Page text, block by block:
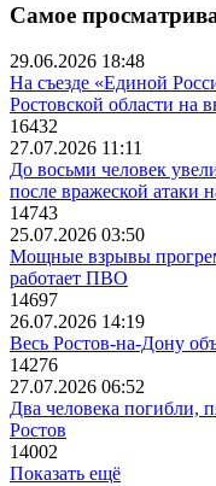
Самое
29.06.2026 18:48
На съезде «Единой
Ростовской области на
16432
27.07.2026 11:11
До восьми человек
после вражеской атаки
14743
25.07.2026 03:50
Мощные взрывы
работает ПВО
14697
26.07.2026 14:19
Весь Ростов-на-Дону
14276
27.07.2026 06:52
Два человека погибли,
Ростов
14002
Показать ещё